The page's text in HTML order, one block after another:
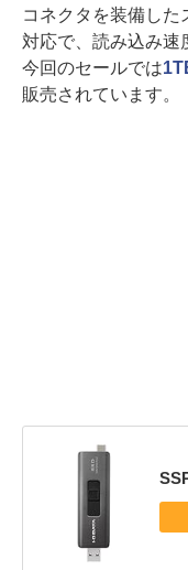
コネクタを装備し
対応で、読み込み速
今回のセールでは
販売されています。